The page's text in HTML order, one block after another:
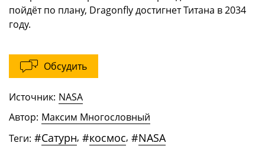
пойдёт по плану, Dragonfly достигнет Титана в 2034
году.
Обсудить
Источник: NASA
Автор: Максим Многословный
Теги: #Сатурн, #космос, #NASA